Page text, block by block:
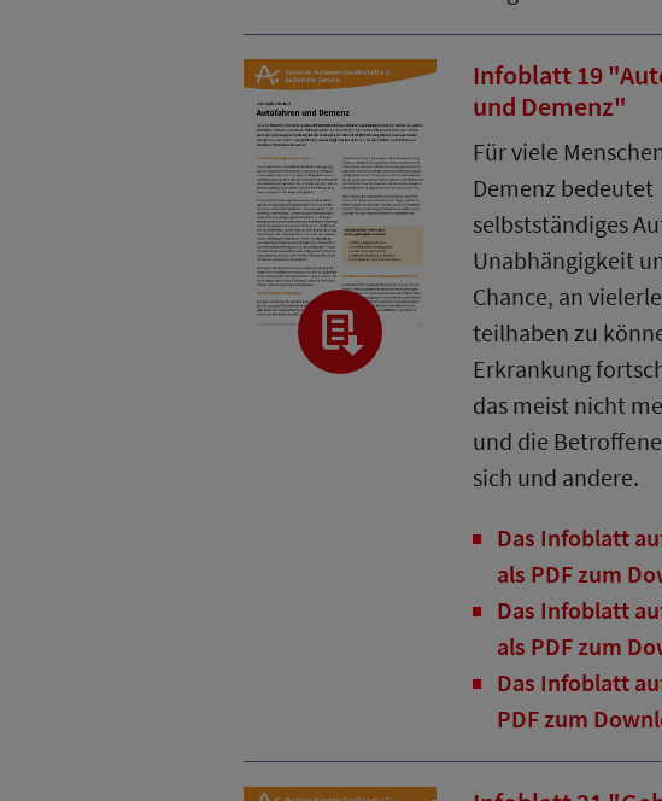
Infoblatt 19
und Demenz"
Für viele
Demenz bedeutet
selbstständiges
Unabhängigkeit
Chance, an
teilhaben zu
Erkrankung
das meist nicht
und die
sich und andere.
Das Infoblatt
als PDF zum
Das Infoblatt
als PDF zum
Das Infoblatt
PDF zum